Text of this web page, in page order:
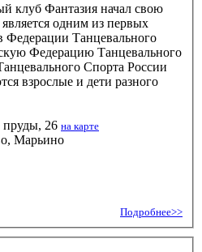
клуб Фантазия начал свою
является одним из первых
Федерации Танцевального
Федерацию Танцевального
Спорта России
взрослые и дети разного
пруды, 26 на карте
Марьино
Подробнее>>